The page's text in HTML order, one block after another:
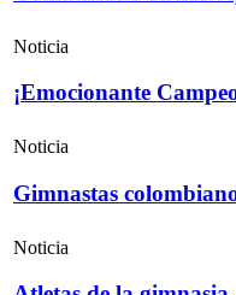
Noticia
¡Emocionante
Noticia
Gimnastas
Noticia